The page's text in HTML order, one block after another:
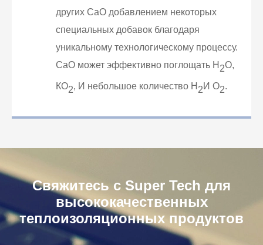
других CaO добавлением некоторых
специальных добавок благодаря
уникальному технологическому процессу.
CaO может эффективно поглощать H 2О,
КО2, И небольшое количество H 2И O2.
Свяжитесь с Super Tech для
высококачественных
теплоизоляционных продуктов